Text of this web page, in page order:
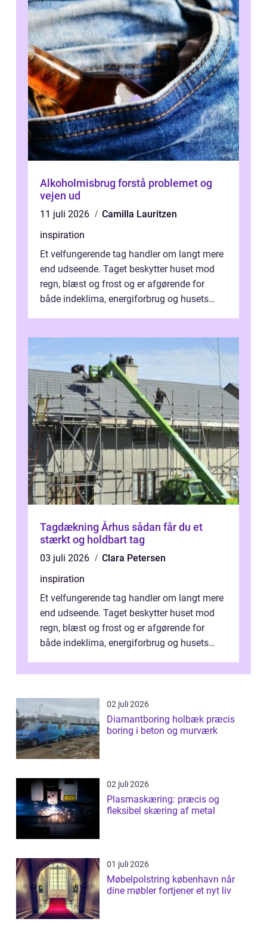
Alkoholmisbrug forstå problemet og
vejen ud
11 juli 2026
Camilla Lauritzen
inspiration
Et velfungerende tag handler om langt mere
end udseende. Taget beskytter huset mod
regn, blæst og frost og er afgørende for
både indeklima, energiforbrug og husets
Tagdækning Århus sådan får du et
stærkt og holdbart tag
03 juli 2026
Clara Petersen
inspiration
Et velfungerende tag handler om langt mere
end udseende. Taget beskytter huset mod
regn, blæst og frost og er afgørende for
både indeklima, energiforbrug og husets
02 juli 2026
Diamantboring holbæk præcis
boring i beton og murværk
02 juli 2026
Plasmaskæring: præcis og
fleksibel skæring af metal
01 juli 2026
Møbelpolstring københavn når
dine møbler fortjener et nyt liv